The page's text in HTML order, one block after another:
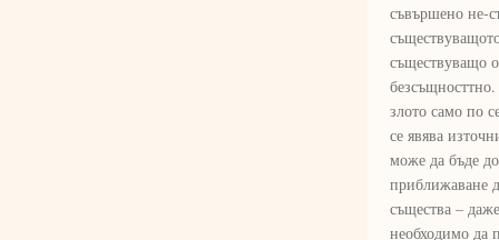
съвършено не-
съществуващо
злото само по
се явява
може да бъде
приближаване
същества –
необходимо да